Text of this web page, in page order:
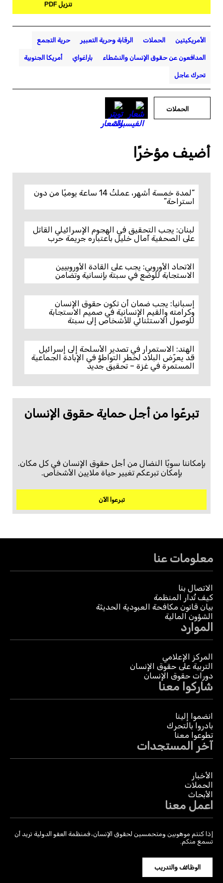
تنزيل PDF
الأمريكيتين الحملات الرقابة وحرية التعبير حرية التجمع
المدافعون عن حقوق الإنسان والنشطاء باراغواي أمريكا الجنوبية
تحرك عاجل
الحملات
أضيف مؤخرًا
“لمدة خمسة أشهر، عملتُ 14 ساعة يوميًا من دون
استراحة”
لبنان: يجب التحقيق في الهجوم الإسرائيلي القاتل
على الصحفية آمال خليل باعتباره جريمة حرب
الاتحاد الأوروبي: يجب على القادة الأوروبيين
الاستجابة للوضع في سبتة بإنسانية وتضامن
إسبانيا: يجب ضمان أن تكون حقوق الإنسان
وكرامته والقيم الإنسانية في صميم الاستجابة
للوصول الاستثنائي للأشخاص إلى سبتة
الهند: الاستمرار في تصدير الأسلحة إلى إسرائيل
قد يعرّض البلاد لخطر التواطؤ في الإبادة الجماعية
المستمرة في غزة – تحقيق جديد
تبرعّوا من أجل حماية حقوق الإنسان
بإمكاننا سويًا النضال من أجل حقوق الإنسان في كل مكان.
بإمكان تبرعكم تغيير حياة ملايين الأشخاص.
تبرعوا الآن
معلومات عنا
الاتصال بنا
كيف تُدار المنظمة
بيان قانون مكافحة العبودية الحديثة
الشؤون المالية
الموارد
المركز الإعلامي
التربية على حقوق الإنسان
دورات حقوق الإنسان
شاركوا معنا
انضموا إلينا
بادروا بالتحرك
تطوعوا معنا
آخر المستجدات
الأخبار
الحملات
الأبحاث
اعمل معنا
إذا كنتم موهوبين ومتحمسين لحقوق الإنسان، فمنظمة العفو الدولية تريد أن
تسمع منكم.
الوظائف والتدريب